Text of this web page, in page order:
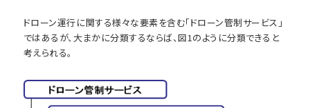
ドローン運行に関する様々な要素を含む「ドローン管制サービス」
ではあるが、大まかに分類するならば、図1のように分類できると
考えられる。